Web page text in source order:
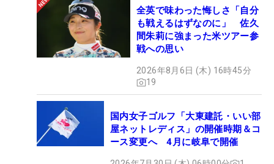
全英で味わった悔しさ「自分
も戦えるはずなのに」 佐久
間朱莉に強まった米ツアー参
戦への思い
2026年8月6日 (木) 16時45分
19
国内女子ゴルフ「大東建託・いい部
屋ネットレディス」の開催時期＆コ
ース変更へ 4月に岐阜で開催